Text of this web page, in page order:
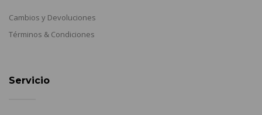
Cambios y Devoluciones
Términos & Condiciones
Servicio